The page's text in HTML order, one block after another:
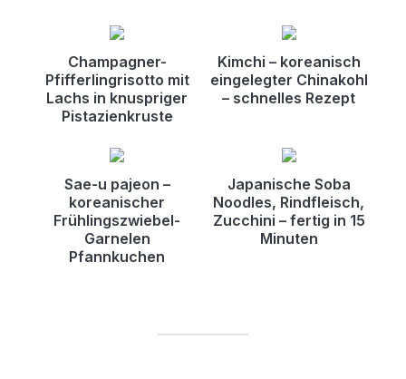
Champagner-
Pfifferlingrisotto mit
Lachs in knuspriger
Pistazienkruste
Kimchi – koreanisch
eingelegter Chinakohl
– schnelles Rezept
Sae-u pajeon –
koreanischer
Frühlingszwiebel-
Garnelen
Pfannkuchen
Japanische Soba
Noodles, Rindfleisch,
Zucchini – fertig in 15
Minuten